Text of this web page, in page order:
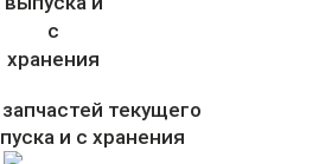
текущего
и с хранения